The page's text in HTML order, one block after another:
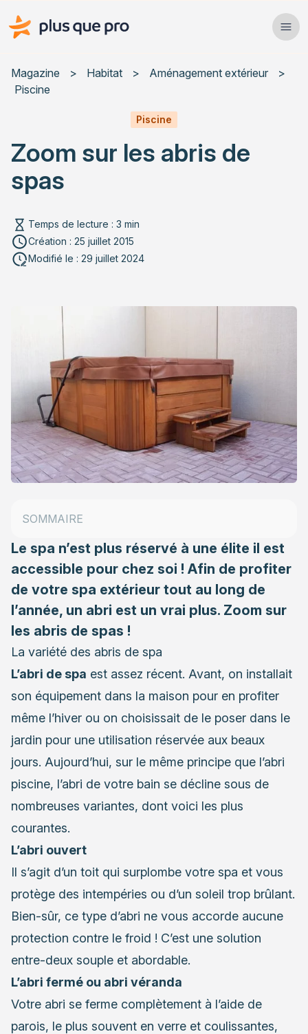
Plus que pro Mag'
Habitat
Rechercher un article
Magazine > Habitat > Aménagement extérieur
>
Piscine
Piscine
Zoom sur les abris de
spas
Temps de lecture : 3 min
Création : 25 juillet 2015
Modifié le : 29 juillet 2024
Le spa n’est plus réservé à une élite il est
accessible pour chez soi ! Afin de profiter
de votre spa extérieur tout au long de
l’année, un abri est un vrai plus. Zoom sur
les abris de spas !
La variété des abris de spa
L’abri de spa est assez récent. Avant, on installait
son équipement dans la maison pour en profiter
même l’hiver ou on choisissait de le poser dans le
jardin pour une utilisation réservée aux beaux
jours. Aujourd’hui, sur le même principe que l’abri
piscine, l’abri de votre bain se décline sous de
nombreuses variantes, dont voici les plus
courantes.
L’abri ouvert
Il s’agit d’un toit qui surplombe votre spa et vous
protège des intempéries ou d’un soleil trop brûlant.
Bien-sûr, ce type d’abri ne vous accorde aucune
protection contre le froid ! C’est une solution
entre-deux souple et abordable.
L’abri fermé ou abri véranda
Votre abri se ferme complètement à l’aide de
parois, le plus souvent en verre et coulissantes,
SOMMAIRE
La variété des abris de spa
Pourquoi installer un abri ?